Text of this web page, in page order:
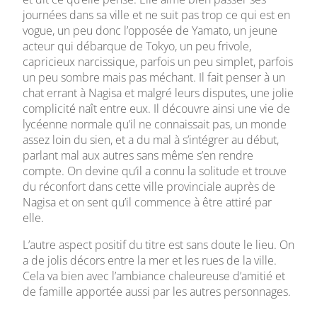
journées dans sa ville et ne suit pas trop ce qui est en
vogue, un peu donc l’opposée de Yamato, un jeune
acteur qui débarque de Tokyo, un peu frivole,
capricieux narcissique, parfois un peu simplet, parfois
un peu sombre mais pas méchant. Il fait penser à un
chat errant à Nagisa et malgré leurs disputes, une jolie
complicité naît entre eux. Il découvre ainsi une vie de
lycéenne normale qu’il ne connaissait pas, un monde
assez loin du sien, et a du mal à s’intégrer au début,
parlant mal aux autres sans même s’en rendre
compte. On devine qu’il a connu la solitude et trouve
du réconfort dans cette ville provinciale auprès de
Nagisa et on sent qu’il commence à être attiré par
elle.
L’autre aspect positif du titre est sans doute le lieu. On
a de jolis décors entre la mer et les rues de la ville.
Cela va bien avec l’ambiance chaleureuse d’amitié et
de famille apportée aussi par les autres personnages.